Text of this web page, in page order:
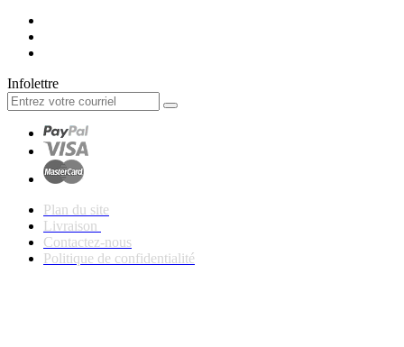
Infolettre
Plan du site
Livraison
Contactez-nous
Politique de confidentialité